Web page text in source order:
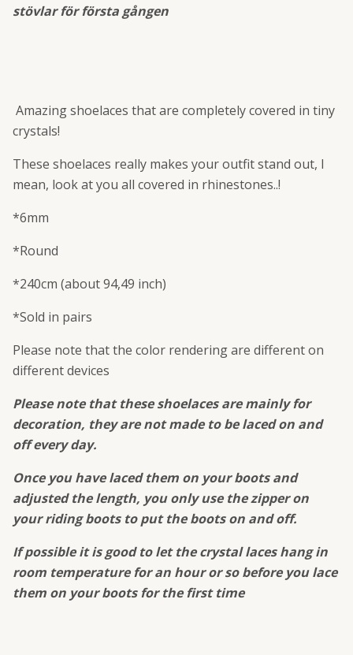
stövlar för första gången
Amazing shoelaces that are completely covered in tiny
crystals!
These shoelaces really makes your outfit stand out, I
mean, look at you all covered in rhinestones..!
*6mm
*Round
*240cm (about 94,49 inch)
*Sold in pairs
Please note that the color rendering are different on
different devices
Please note that these shoelaces are mainly for
decoration, they are not made to be laced on and
off every day.
Once you have laced them on your boots and
adjusted the length, you only use the zipper on
your riding boots to put the boots on and off.
If possible it is good to let the crystal laces hang in
room temperature for an hour or so before you lace
them on your boots for the first time